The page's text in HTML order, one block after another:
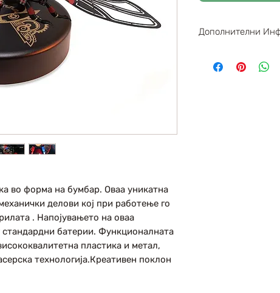
во форма на бумбар. Оваа уникатна
делови кој при работење го
. Напојувањето на оваа
батерии. Функционалната
пластика и метал,
технологија.Креативен поклон
Дополнителни
Димензии :